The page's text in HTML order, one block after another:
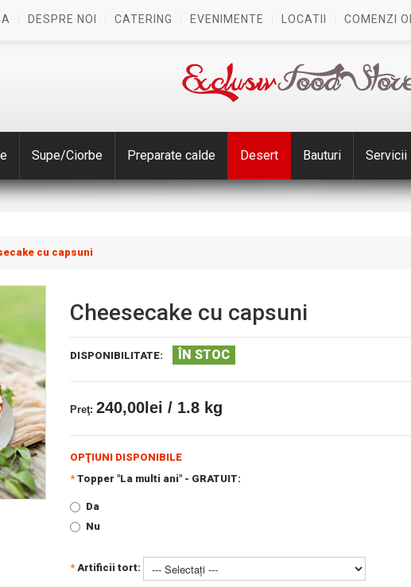
DESPRE NOI CATERING EVENIMENTE LOCATII COMENZI
Supe/Ciorbe Preparate calde Desert Bauturi Servicii
cu capsuni
Cheesecake cu capsuni
DISPONIBILITATE: ÎN STOC
Preţ: 240,00lei / 1.8 kg
OPŢIUNI DISPONIBILE
* Topper "La multi ani" - GRATUIT:
Da
Nu
* Artificii tort: